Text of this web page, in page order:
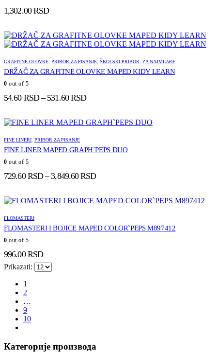
1,302.00RSD
GRAFITNE OLOVKE PRIBOR ZA PISANJE ŠKOLSKI PRIBOR ZA NAJMLAĐE
DRŽAČ ZA GRAFITNE OLOVKE MAPED KIDY LEARN
0 out of 5
54.60 RSD – 531.60RSDRaspon
od
54.60 RSD
531.60 RSD
FINE LINERI PRIBOR ZA PISANJE
FINE LINER MAPED GRAPH`PEPS DUO
0 out of 5
729.60RSD – 3,849.60RSDRaspon
od
729.60 RSD
3,849.60 RSD
FLOMASTERI
FLOMASTERI I BOJICE MAPED COLOR`PEPS M897412
0 out of 5
996.00RSD
Prikazati:
1
2
…
9
10
Категорије производа